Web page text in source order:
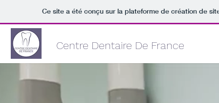
Ce site a été conçu sur la plateforme de création de
Centre Dentaire De France